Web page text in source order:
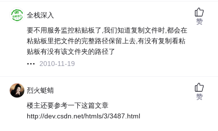
全栈深入
要不用服务监控粘贴板了,我们知道复制文件时,都会在
粘贴板里把文件的完整路径保留上去,有没有复制看粘
贴板有没有该文件夹的路径了
2010-11-19
赞
烈火蜓蜻
楼主还要参考一下这篇文章
http://dev.csdn.net/htmls/3/3487.html
赞